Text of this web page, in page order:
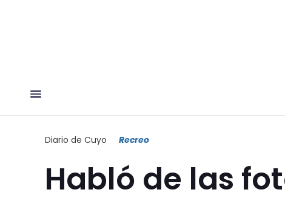
Diario de Cuyo Recreo
Habló de las